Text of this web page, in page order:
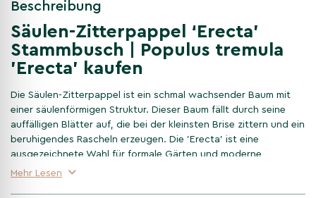
Beschreibung
Säulen-Zitterpappel ‘Erecta’
Stammbusch | Populus tremula
'Erecta' kaufen
Die Säulen-Zitterpappel ist ein schmal wachsender Baum mit
einer säulenförmigen Struktur. Dieser Baum fällt durch seine
auffälligen Blätter auf, die bei der kleinsten Brise zittern und ein
beruhigendes Rascheln erzeugen. Die 'Erecta' ist eine
ausgezeichnete Wahl für formale Gärten und moderne
Landschaften, wo sie Akzente setzt, ohne viel Platz zu
Mehr Lesen